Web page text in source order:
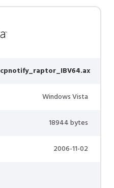
cpnotify_raptor_IBV64.ax
Windows Vista
18944 bytes
2006-11-02